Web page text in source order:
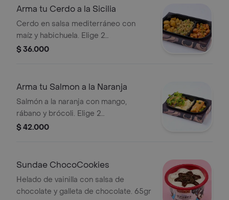
Arma tu Cerdo a la Sicilia
Cerdo en salsa mediterráneo con
maíz y habichuela. Elige 2
acompañantes.
$ 36.000
Arma tu Salmon a la Naranja
Salmón a la naranja con mango,
rábano y brócoli. Elige 2
acompañantes.
$ 42.000
Sundae ChocoCookies
Helado de vainilla con salsa de
chocolate y galleta de chocolate. 65gr